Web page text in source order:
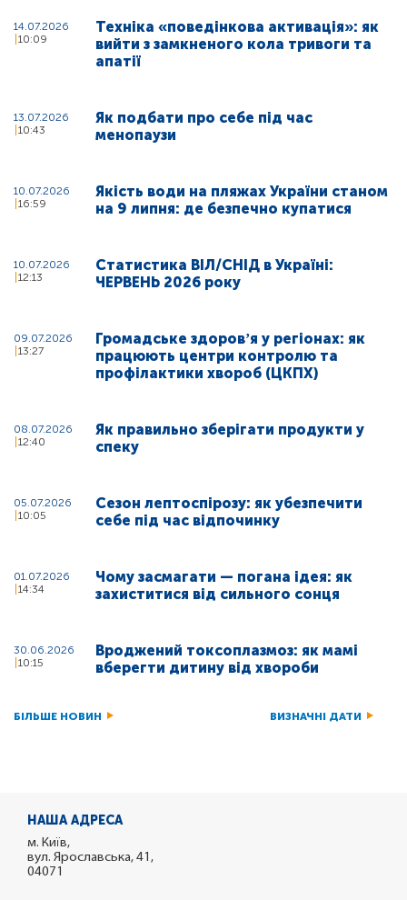
14.07.2026
10:09
Техніка «поведінкова активація»: як
вийти з замкненого кола тривоги та
апатії
13.07.2026
10:43
Як подбати про себе під час
менопаузи
10.07.2026
16:59
Якість води на пляжах України станом
на 9 липня: де безпечно купатися
10.07.2026
12:13
Статистика ВІЛ/СНІД в Україні:
ЧЕРВЕНЬ 2026 року
09.07.2026
13:27
Громадське здоровʼя у регіонах: як
працюють центри контролю та
профілактики хвороб (ЦКПХ)
08.07.2026
12:40
Як правильно зберігати продукти у
спеку
05.07.2026
10:05
Сезон лептоспірозу: як убезпечити
себе під час відпочинку
01.07.2026
14:34
Чому засмагати — погана ідея: як
захиститися від сильного сонця
30.06.2026
10:15
Вроджений токсоплазмоз: як мамі
вберегти дитину від хвороби
БІЛЬШЕ НОВИН ВИЗНАЧНІ ДАТИ
НАША АДРЕСА
м. Київ,
вул. Ярославська, 41,
04071